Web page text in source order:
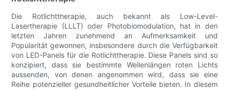
Die Rotlichttherapie, auch bekannt als Low-Level-
Lasertherapie (LLLT) oder Photobiomodulation, hat in den
letzten Jahren zunehmend an Aufmerksamkeit und
Popularität gewonnen, insbesondere durch die Verfügbarkeit
von LED-Panels für die Rotlichttherapie. Diese Panels sind so
konzipiert, dass sie bestimmte Wellenlängen roten Lichts
aussenden, von denen angenommen wird, dass sie eine
Reihe potenzieller gesundheitlicher Vorteile bieten. In diesem